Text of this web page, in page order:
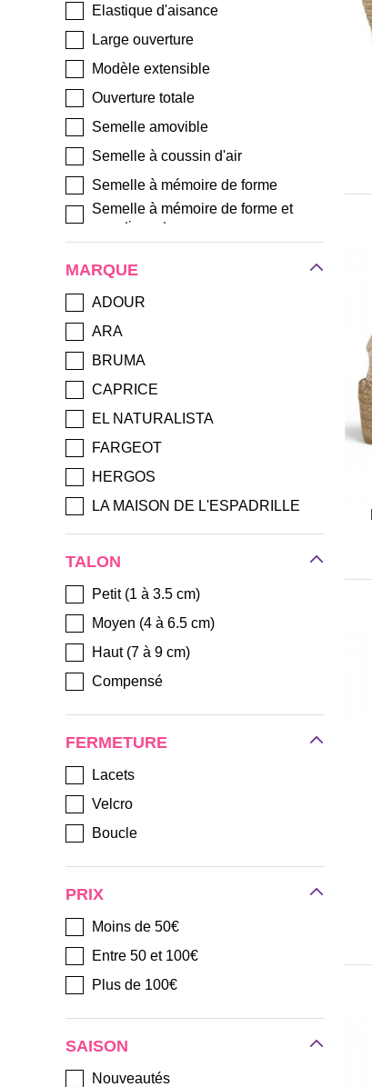
Elastique d'aisance
Large ouverture
Modèle extensible
Ouverture totale
Semelle amovible
Semelle à coussin d'air
Semelle à mémoire de forme
Semelle à mémoire de forme et
amortissante
MARQUE
ADOUR
ARA
BRUMA
CAPRICE
EL NATURALISTA
FARGEOT
HERGOS
LA MAISON DE L'ESPADRILLE
LOINTS
MEPHISTO
PODOLINE
PULMAN
REMONTE
RIEKER
SEIBEL
SABATINI
SEMELFLEX
SOLIDUS
SUAVE
VAROMED
WALDLAUFER
TALON
Petit (1 à 3.5 cm)
Moyen (4 à 6.5 cm)
Haut (7 à 9 cm)
Compensé
FERMETURE
Lacets
Velcro
Boucle
PRIX
Moins de 50€
Entre 50 et 100€
Plus de 100€
SAISON
Nouveautés